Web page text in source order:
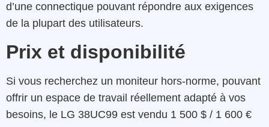
d’une connectique pouvant répondre aux exigences
de la plupart des utilisateurs.
Prix et disponibilité
Si vous recherchez un moniteur hors-norme, pouvant
offrir un espace de travail réellement adapté à vos
besoins, le LG 38UC99 est vendu 1 500 $ / 1 600 €